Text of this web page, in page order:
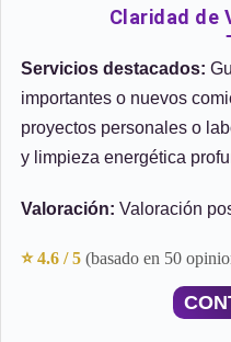
Claridad de
Servicios destacados:
importantes o nuevos
proyectos personales o
y limpieza energética
Valoración: Valoración
⭐ 4.6 / 5 (basado en 50